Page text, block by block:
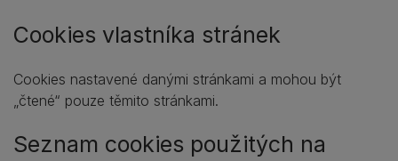
Cookies vlastníka stránek
Cookies nastavené danými stránkami a mohou být
„čtené“ pouze těmito stránkami.
Seznam cookies použitých na